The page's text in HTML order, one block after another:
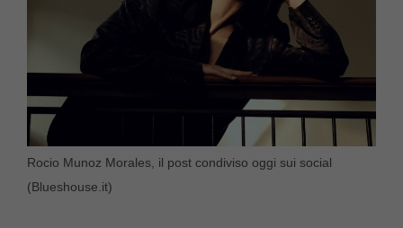
Rocio Munoz Morales, il post condiviso oggi sui social
(Blueshouse.it)